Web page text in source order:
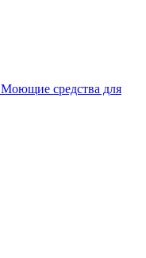
Моющие средства для